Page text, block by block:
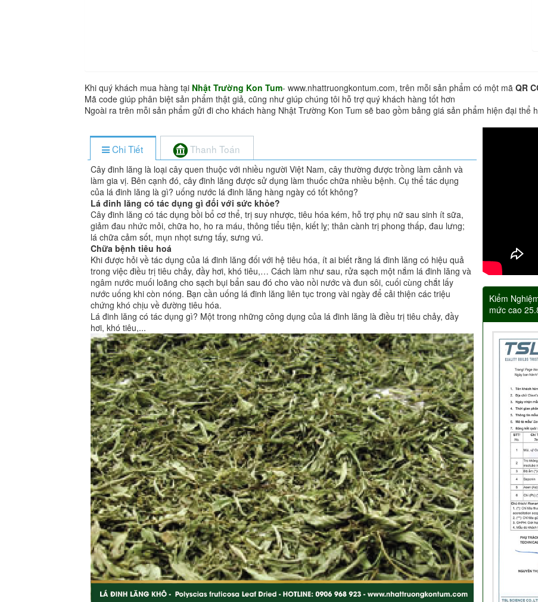
Khi quý khách mua hàng tại Nhật Trường Kon Tum- www.nhattruongkontum.com, trên mỗi sản phẩm có một mã QR
Mã code giúp phân biệt sản phẩm thật giả, cũng như giúp chúng tôi hỗ trợ quý khách hàng tốt hơn
Ngoài ra trên mỗi sản phẩm gửi đi cho khách hàng Nhật Trường Kon Tum sẽ bao gồm bảng giá sản phẩm hiện đại thể
Chi Tiết Thanh Toán
Cây đinh lăng là loại cây quen thuộc với nhiều người Việt Nam, cây thường được trồng làm cảnh và
làm gia vị. Bên cạnh đó, cây đinh lăng được sử dụng làm thuốc chữa nhiều bệnh. Cụ thể tác dụng
của lá đinh lăng là gì? uống nước lá đinh lăng hàng ngày có tốt không?
Lá đinh lăng có tác dụng gì đối với sức khỏe?
Cây đinh lăng có tác dụng bồi bổ cơ thể, trị suy nhược, tiêu hóa kém, hỗ trợ phụ nữ sau sinh ít sữa,
giảm đau nhức mỏi, chữa ho, ho ra máu, thông tiểu tiện, kiết lỵ; thân cành trị phong thấp, đau lưng;
lá chữa cảm sốt, mụn nhọt sưng tấy, sưng vú.
Chữa bệnh tiêu hoá
Khi được hỏi về tác dụng của lá đinh lăng đối với hệ tiêu hóa, ít ai biết rằng lá đinh lăng có hiệu quả
trong việc điều trị tiêu chảy, đầy hơi, khó tiêu,… Cách làm như sau, rửa sạch một nắm lá đinh lăng và
ngâm nước muối loãng cho sạch bụi bẩn sau đó cho vào nồi nước và đun sôi, cuối cùng chắt lấy
nước uống khi còn nóng. Bạn cần uống lá đinh lăng liên tục trong vài ngày để cải thiện các triệu
chứng khó chịu về đường tiêu hóa.
Lá đinh lăng có tác dụng gì? Một trong những công dụng của lá đinh lăng là điều trị tiêu chảy, đầy
hơi, khó tiêu,...
Kiểm
mức cao